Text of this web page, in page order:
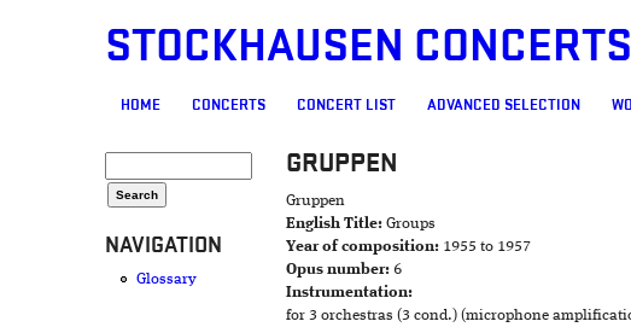
STOCKHAUSEN
MAIN MENU
HOME CONCERTS CONCERT LIST ADVANCED SELECTION
NAVIGATION
Glossary
GRUPPEN
Gruppen
English Title: Groups
Year of composition: 1955 to 1957
Opus number: 6
Instrumentation:
for 3 orchestras (3 cond.) (microphone